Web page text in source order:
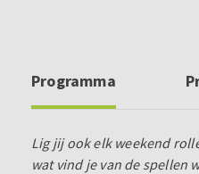
Programma
Lig jij ook elk weekend
wat vind je van de spellen